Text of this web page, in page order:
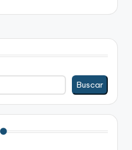
Buscar